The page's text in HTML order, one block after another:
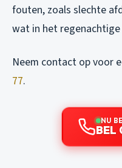
fouten, zoals slechte
wat in het
Neem contact op voor
77.
NU
BEL